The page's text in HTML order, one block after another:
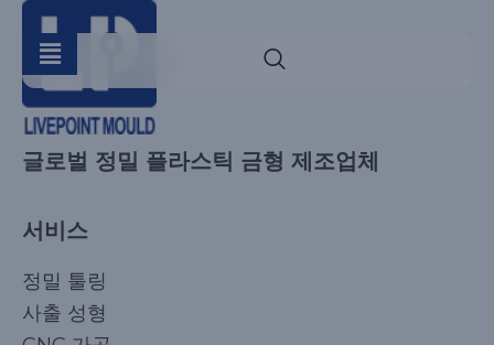
글로벌 정밀 플라스틱 금형 제조업체
서비스
정밀 툴링
사출 성형